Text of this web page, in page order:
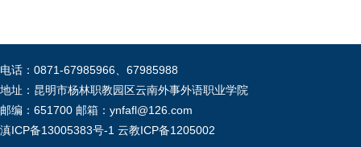
电话：0871-67985966、67985988
地址：昆明市杨林职教园区云南外事外语职业学院
邮编：651700 邮箱：ynfafl@126.com
滇ICP备13005383号-1 云教ICP备1205002